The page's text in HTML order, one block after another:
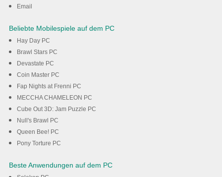
Email
Beliebte Mobilespiele auf dem PC
Hay Day PC
Brawl Stars PC
Devastate PC
Coin Master PC
Fap Nights at Frenni PC
MECCHA CHAMELEON PC
Cube Out 3D: Jam Puzzle PC
Null's Brawl PC
Queen Bee! PC
Pony Torture PC
Beste Anwendungen auf dem PC